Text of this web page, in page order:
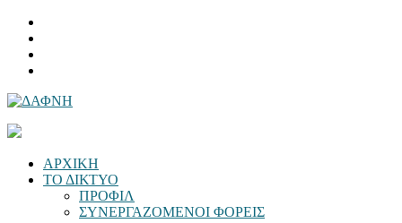
ΑΡΧΙΚΗ
ΤΟ ΔΙΚΤΥΟ
ΠΡΟΦΙΛ
ΣΥΝΕΡΓΑΖΟΜΕΝΟΙ ΦΟΡΕΙΣ